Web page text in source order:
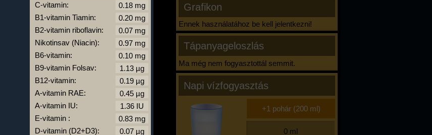
Grafikon
Ennek használatához be kell jelentkezni!
Tápanyageloszlás
Ma még nem fogyasztottál semmit.
Napi vízfogyasztás
C-vitamin:
B1-vitamin Tiamin:
B2-vitamin riboflavin:
Nikotinsav (Niacin):
B6-vitamin:
B9-vitamin Folsav:
B12-vitamin:
A-vitamin RAE:
A-vitamin IU:
E-vitamin :
D-vitamin (D2+D3):